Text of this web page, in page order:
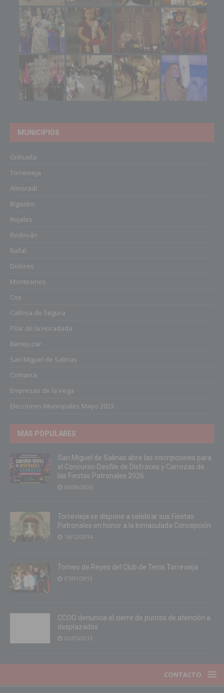
MUNICIPIOS
Orihuela
Torrevieja
Almoradí
Bigastro
Rojales
Redován
Rafal
Dolores
Montesinos
Cox
Callosa de Segura
Pilar de la Horadada
Benejuzar
San Miguel de Salinas
Comarca
Empresas de la Vega
Elecciones Municipales Mayo 2023
MÁS POPULARES
San Miguel de Salinas abre las inscripciones para
el Concurso-Desfile de Disfraces y Carrozas de
las Fiestas Patronales 2026
06/08/2026
Torrevieja se dispone a celebrar sus Fiestas
Patronales en honor a la Inmaculada Concepción
16/12/2014
Torneo de Reyes del Club de Tenis Torrevieja
07/01/2013
CCOO denuncia el cierre de puntos de atención a
desplazados
02/05/2013
CONTACTO